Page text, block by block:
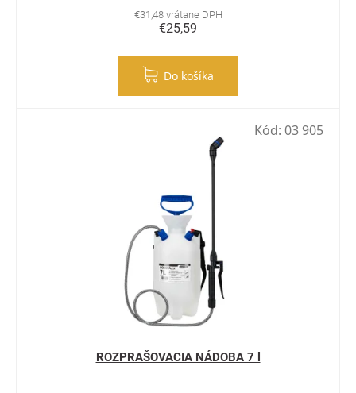
€31,48 vrátane DPH
€25,59
Do košíka
ROZPRAŠOVACIA NÁDOBA 7 l
Kód: 03 905